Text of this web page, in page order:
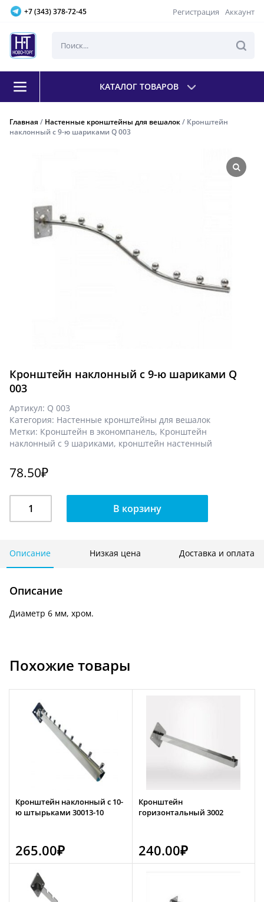
+7 (343) 378-72-45 Регистрация Аккаунт
КАТАЛОГ ТОВАРОВ
Главная / Настенные кронштейны для вешалок/ Кронштейн
наклонный с 9-ю шариками Q 003
Кронштейн наклонный с 9-ю шариками Q
003
Артикул: Q 003
Категория: Настенные кронштейны для вешалок
Метки: Кронштейн в экономпанель, Кронштейн
наклонный с 9 шариками, кронштейн настенный
78.50₽
Кронштейн
9-
ю
Q
В корзину
Описание Низкая цена Доставка и оплата
Описание
Диаметр 6 мм, хром.
Похожие товары
Кронштейн наклонный с 10-
ю штырьками 30013-10
265.00₽
Кронштейн
горизонтальный 3002
240.00₽